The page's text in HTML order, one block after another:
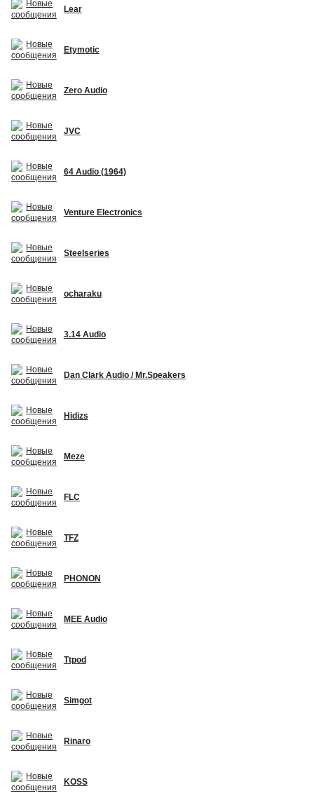
Lear
Etymotic
Zero Audio
JVC
64 Audio (1964)
Venture Electronics
Steelseries
ocharaku
3.14 Audio
Dan Clark Audio / Mr.Speakers
Hidizs
Meze
FLC
TFZ
PHONON
MEE Audio
Ttpod
Simgot
Rinaro
KOSS